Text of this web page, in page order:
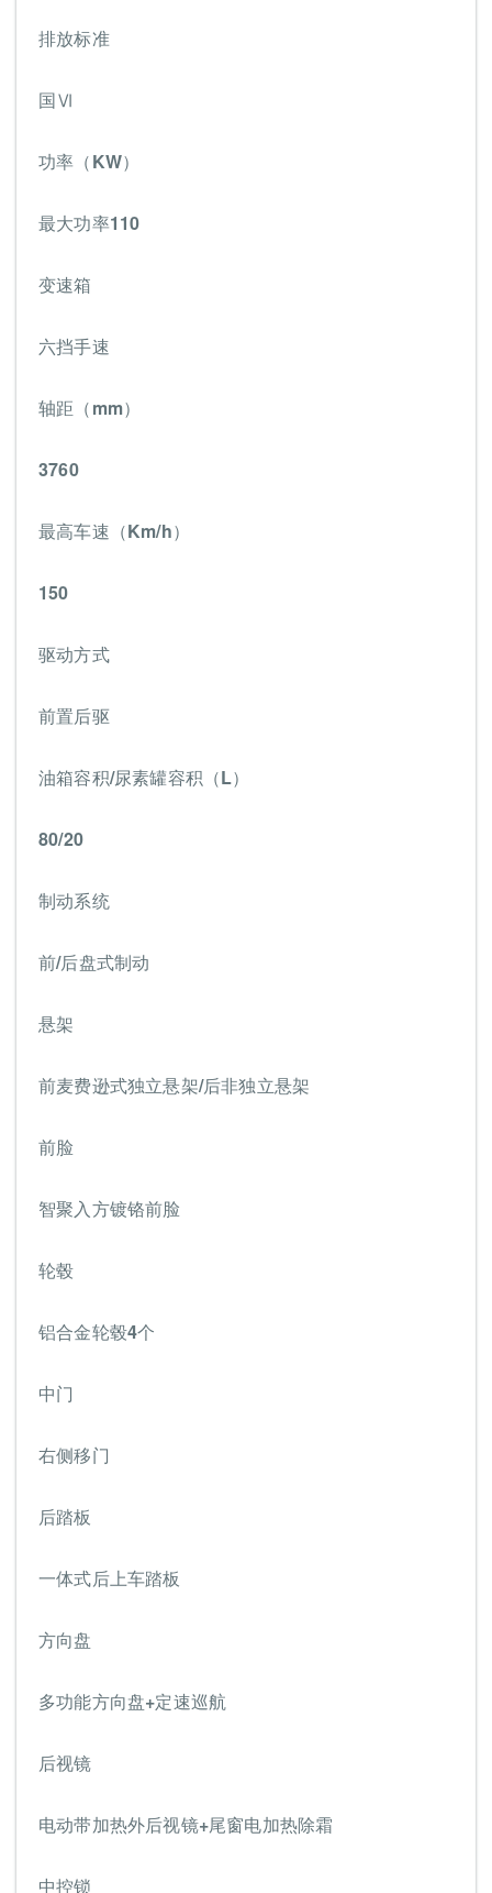
排放标准
国Ⅵ
功率（KW）
最大功率110
变速箱
六挡手速
轴距（mm）
3760
最高车速（Km/h）
150
驱动方式
前置后驱
油箱容积/尿素罐容积（L）
80/20
制动系统
前/后盘式制动
悬架
前麦费逊式独立悬架/后非独立悬架
前脸
智聚入方镀铬前脸
轮毂
铝合金轮毂4个
中门
右侧移门
后踏板
一体式后上车踏板
方向盘
多功能方向盘+定速巡航
后视镜
电动带加热外后视镜+尾窗电加热除霜
中控锁